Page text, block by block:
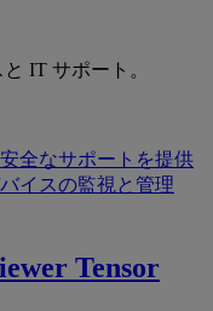
IT サポート。
全なサポートを提供
イスの監視と管理
Tensor